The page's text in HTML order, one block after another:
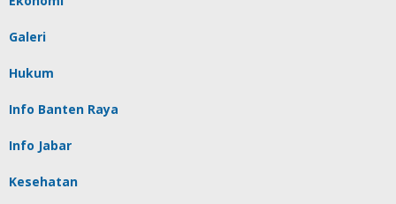
Galeri
Hukum
Info Banten Raya
Info Jabar
Kesehatan